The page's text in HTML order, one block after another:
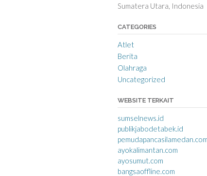
Sumatera Utara, Indonesia
CATEGORIES
Atlet
Berita
Olahraga
Uncategorized
WEBSITE TERKAIT
sumselnews.id
publikjabodetabek.id
pemudapancasilamedan.com
ayokalimantan.com
ayosumut.com
bangsaoffline.com